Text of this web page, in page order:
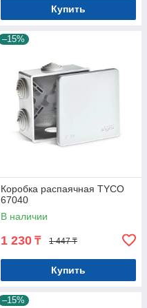
Купить
–15%
Коробка распаячная TYCO
67040
В наличии
1 230 ₸ 1 447 ₸
Купить
–15%